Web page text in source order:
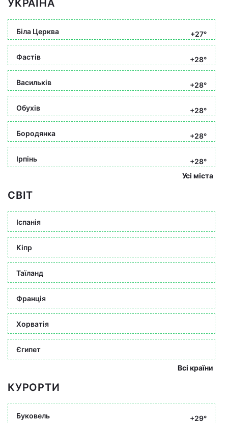
УКРАЇНА
Біла Церква +27°
Фастів +28°
Васильків +28°
Обухів +28°
Бородянка +28°
Ірпінь
+28°
Усі міста
СВІТ
Іспанія
Кіпр
Таїланд
Франція
Хорватія
Єгипет
Всі країни
КУРОРТИ
Буковель +29°